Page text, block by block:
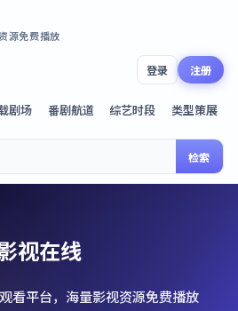
源免费播放
剧场 番剧航道 综艺时段 类型策展
检索
登录 注册
视在线
看平台，海量影视资源免费播放